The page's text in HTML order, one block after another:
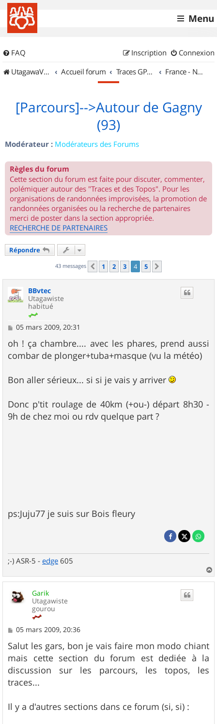
Menu
FAQ Connexion
Inscription
UtagawaVTT (Randos VTT et VTTAE avec traces GPS)
Accueil forum Traces GPS de randos VTT France - Nord Est
[Parcours]-->Autour de Gagny
(93)
Modérateur : Modérateurs des Forums
Règles du forum
Cette section du forum est faite pour discuter, commenter,
polémiquer autour des "Traces et des Topos". Pour les
organisations de randonnées improvisées, la promotion de
randonnées organisées ou la recherche de partenaires
merci de poster dans la section appropriée.
RECHERCHE DE PARTENAIRES
Répondre
43 messages Précédent
1 2 3 4 5
BBvtec
Utagawiste
habitué
M
s
s
a
05 mars 2009, 20:31
oh ! ça chambre.... avec les phares, prend aussi
combar de plonger+tuba+masque (vu la météo)
Bon aller sérieux... si si je vais y arriver
Donc p'tit roulage de 40km (+ou-) départ 8h30 -
9h de chez moi ou rdv quelque part ?
ps:Juju77 je suis sur Bois fleury
;-) ASR-5 - edge 605
a
u
Garik
Utagawiste
gourou
M
s
s
a
g
e
05 mars 2009, 20:36
Salut les gars, bon je vais faire mon modo chiant
mais cette section du forum est dediée à la
discussion sur les parcours, les topos, les
traces...
Il y a d'autres sections dans ce forum (si, si) :